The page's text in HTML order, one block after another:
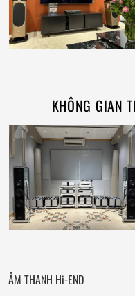
KHÔNG GIAN
ÂM THANH Hi-END